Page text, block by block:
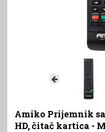
Amiko Prijemnik
HD, čitač kartica -